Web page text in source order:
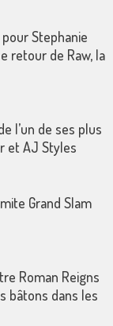
Stephanie
retour de Raw, la
l’un de ses plus
et AJ Styles
Grand Slam
Roman Reigns
bâtons dans les